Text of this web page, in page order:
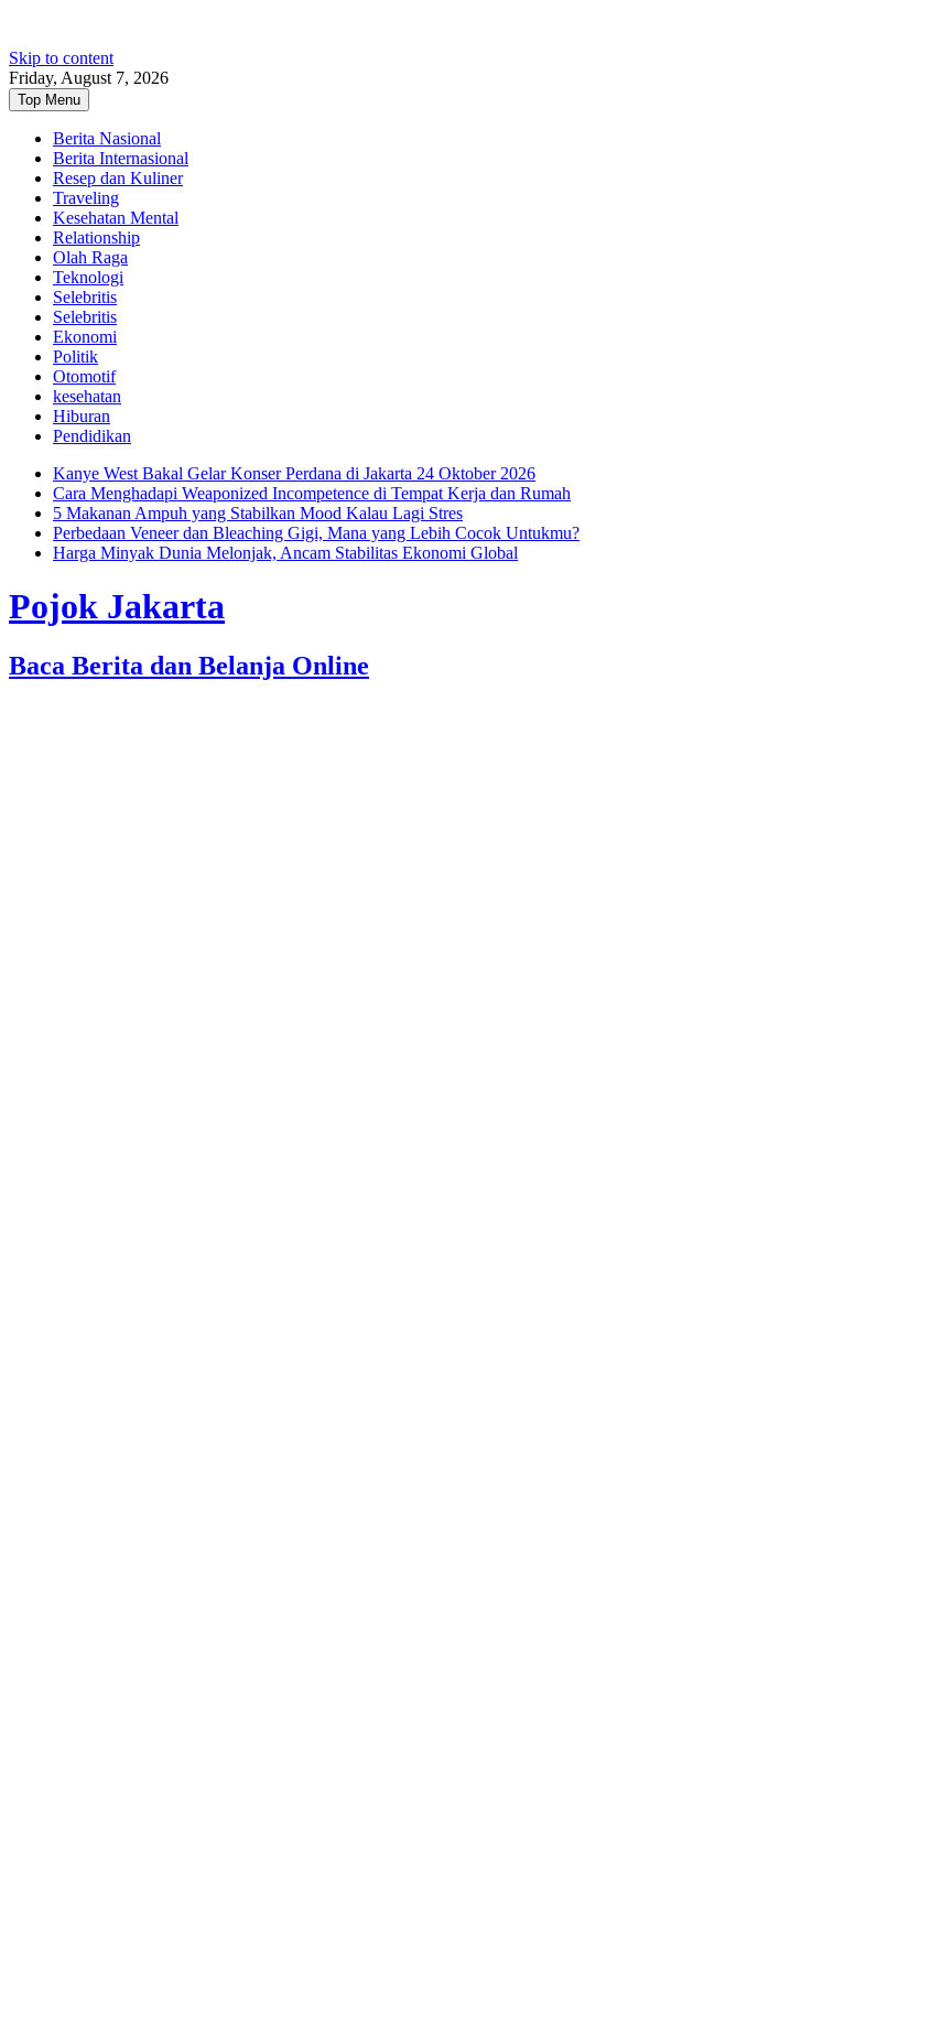
Skip to content
Friday, August 7, 2026
Top Menu
Berita Nasional
Berita Internasional
Resep dan Kuliner
Traveling
Kesehatan Mental
Relationship
Olah Raga
Teknologi
Selebritis
Selebritis
Ekonomi
Politik
Otomotif
kesehatan
Hiburan
Pendidikan
Kanye West Bakal Gelar Konser Perdana di Jakarta 24 Oktober 2026
Cara Menghadapi Weaponized Incompetence di Tempat Kerja dan Rumah
5 Makanan Ampuh yang Stabilkan Mood Kalau Lagi Stres
Perbedaan Veneer dan Bleaching Gigi, Mana yang Lebih Cocok Untukmu?
Harga Minyak Dunia Melonjak, Ancam Stabilitas Ekonomi Global
Pojok Jakarta
Baca Berita dan Belanja Online